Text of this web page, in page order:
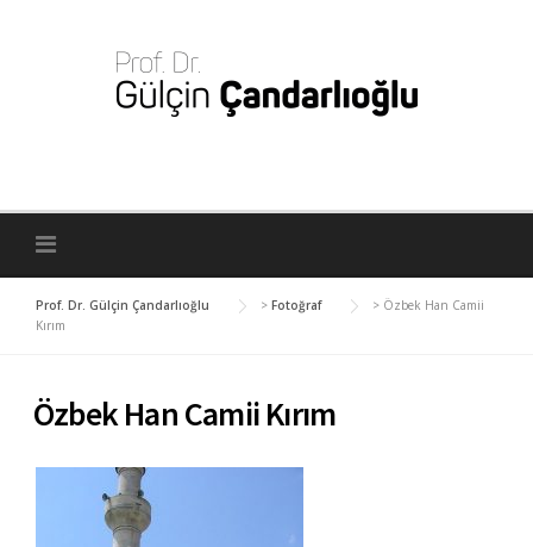
Prof. Dr. Gülçin Çandarlıoğlu > Fotoğraf > Özbek Han Camii
Kırım
Özbek Han Camii Kırım